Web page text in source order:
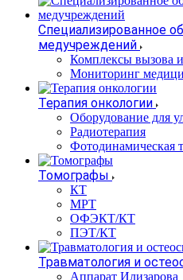
Специализированное
медучреждений
Комплексы вызова и
Мониторинг
Терапия онкологии
Оборудование для
Радиотерапия
Фотодинамическая
Томографы
КТ
МРТ
ОФЭКТ/КТ
ПЭТ/КТ
Травматология и
Аппарат Илизарова